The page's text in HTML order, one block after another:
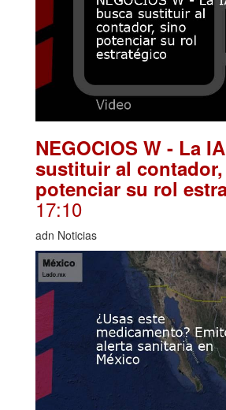
NEGOCIOS W - La
sustituir al
potenciar su rol
17:10
adn Noticias